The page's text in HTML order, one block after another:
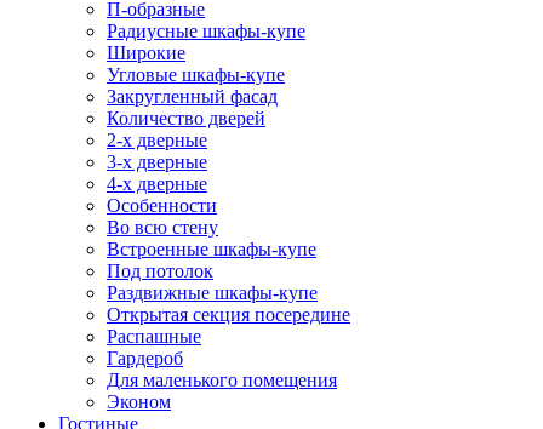
П-образные
Радиусные шкафы-купе
Широкие
Угловые шкафы-купе
Закругленный фасад
Количество дверей
2-х дверные
3-х дверные
4-х дверные
Особенности
Во всю стену
Встроенные шкафы-купе
Под потолок
Раздвижные шкафы-купе
Открытая секция посередине
Распашные
Гардероб
Для маленького помещения
Эконом
Гостиные